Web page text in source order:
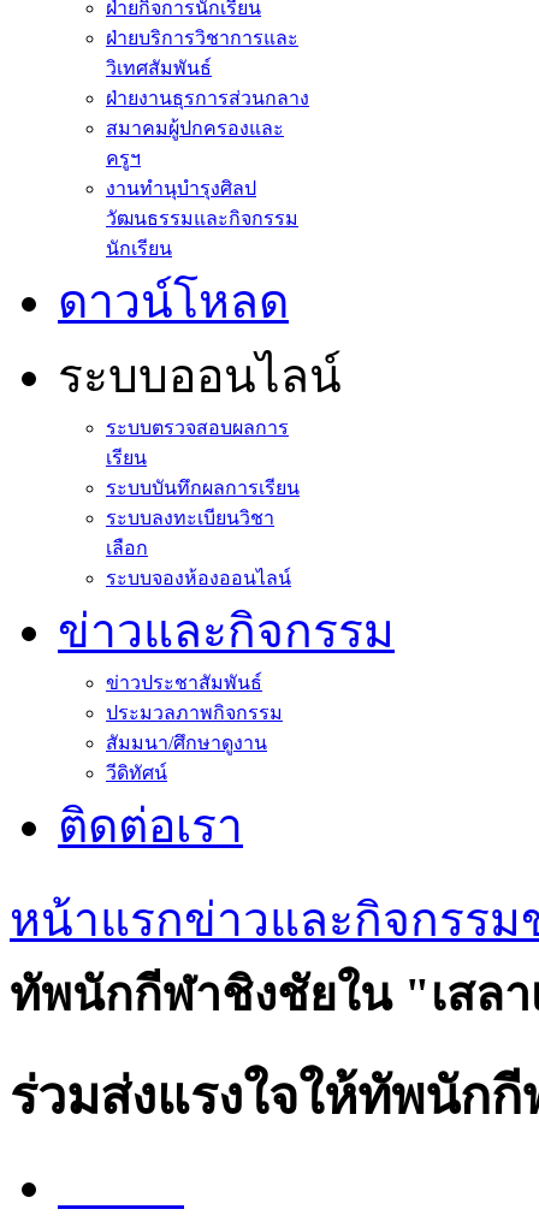
ฝ่ายกิจการนักเรียน
ฝ่ายบริการวิชาการและ
วิเทศสัมพันธ์
ฝ่ายงานธุรการส่วนกลาง
สมาคมผู้ปกครองและ
ครูฯ
งานทำนุบำรุงศิลป
วัฒนธรรมและกิจกรรม
นักเรียน
ดาวน์โหลด
ระบบออนไลน์
ระบบตรวจสอบผลการ
เรียน
ระบบบันทึกผลการเรียน
ระบบลงทะเบียนวิชา
เลือก
ระบบจองห้องออนไลน์
ข่าวและกิจกรรม
ข่าวประชาสัมพันธ์
ประมวลภาพกิจกรรม
สัมมนา/ศึกษาดูงาน
วีดิทัศน์
ติดต่อเรา
หน้าแรกข่าวและกิจกรรม
ทัพนักกีฬาชิงชัยใน "เสล
ร่วมส่งแรงใจให้ทัพนัก
Share